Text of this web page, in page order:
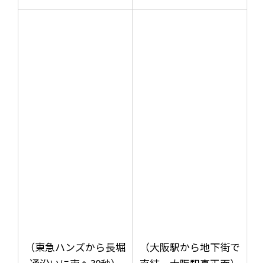
（東急ハンズから長堀
（大阪駅から地下街で